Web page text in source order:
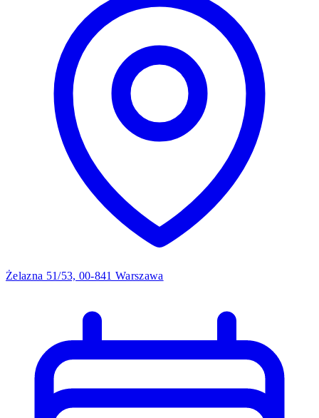
Żelazna 51/53, 00-841 Warszawa